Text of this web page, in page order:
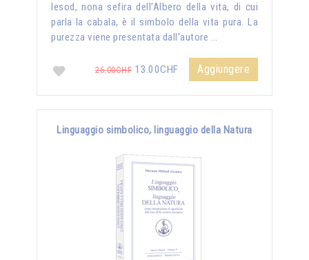
Iesod, nona sefira dell’Albero della vita, di cui
parla la cabala, è il simbolo della vita pura. La
purezza viene presentata dall'autore …
26.00CHF 13.00CHF Aggiungere
Linguaggio simbolico, linguaggio della Natura